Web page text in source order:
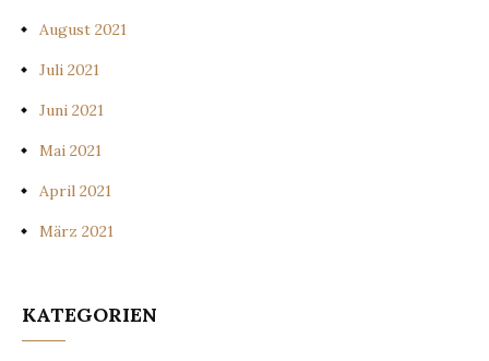
August 2021
Juli 2021
Juni 2021
Mai 2021
April 2021
März 2021
KATEGORIEN